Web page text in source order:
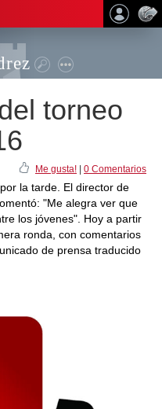
torneo
Me gusta! 0 Comentarios
la tarde. El director de
"Me alegra ver que
los jóvenes". Hoy a partir
ronda, con comentarios
de prensa traducido